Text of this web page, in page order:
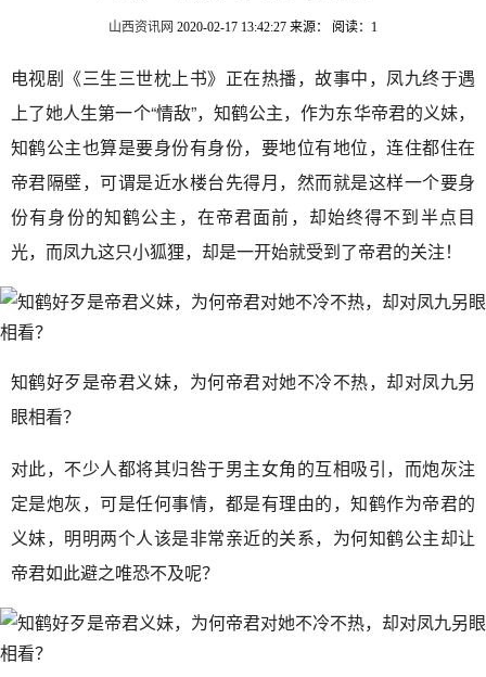
山西资讯网 2020-02-17 13:42:27 来源： 阅读：1
电视剧《三生三世枕上书》正在热播，故事中，凤九终于遇
上了她人生第一个“情敌”，知鹤公主，作为东华帝君的义妹，
知鹤公主也算是要身份有身份，要地位有地位，连住都住在
帝君隔壁，可谓是近水楼台先得月，然而就是这样一个要身
份有身份的知鹤公主，在帝君面前，却始终得不到半点目
光，而凤九这只小狐狸，却是一开始就受到了帝君的关注！
知鹤好歹是帝君义妹，为何帝君对她不冷不热，却对凤九另
眼相看？
对此，不少人都将其归咎于男主女角的互相吸引，而炮灰注
定是炮灰，可是任何事情，都是有理由的，知鹤作为帝君的
义妹，明明两个人该是非常亲近的关系，为何知鹤公主却让
帝君如此避之唯恐不及呢？